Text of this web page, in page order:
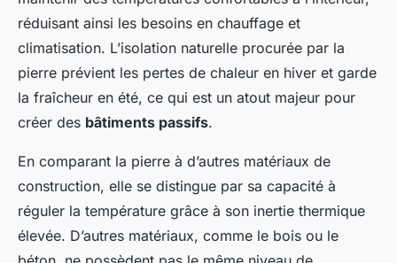
réduisant ainsi les besoins en chauffage et
climatisation. L’isolation naturelle procurée par la
pierre prévient les pertes de chaleur en hiver et garde
la fraîcheur en été, ce qui est un atout majeur pour
créer des bâtiments passifs.
En comparant la pierre à d’autres matériaux de
construction, elle se distingue par sa capacité à
réguler la température grâce à son inertie thermique
élevée. D’autres matériaux, comme le bois ou le